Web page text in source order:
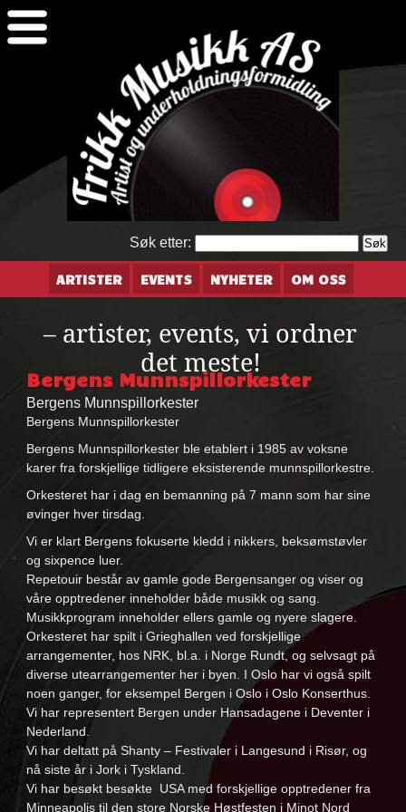
Søk etter:
ARTISTER EVENTS NYHETER OM OSS
– artister, events, vi ordner
det meste!
Bergens Munnspillorkester
Bergens Munnspillorkester
Bergens Munnspillorkester
Bergens Munnspillorkester ble etablert i 1985 av voksne
karer fra forskjellige tidligere eksisterende munnspillorkestre.
Orkesteret har i dag en bemanning på 7 mann som har sine
øvinger hver tirsdag.
Vi er klart Bergens fokuserte kledd i nikkers, beksømstøvler
og sixpence luer.
Repetouir består av gamle gode Bergensanger og viser og
våre opptredener inneholder både musikk og sang.
Musikkprogram inneholder ellers gamle og nyere slagere.
Orkesteret har spilt i Grieghallen ved forskjellige
arrangementer, hos NRK, bl.a. i Norge Rundt, og selvsagt på
diverse utearrangementer her i byen. I Oslo har vi også spilt
noen ganger, for eksempel Bergen i Oslo i Oslo Konserthus.
Vi har representert Bergen under Hansadagene i Deventer i
Nederland.
Vi har deltatt på Shanty – Festivaler i Langesund i Risør, og
nå siste år i Jork i Tyskland.
Vi har besøkt besøkte USA med forskjellige opptredener fra
Minneapolis til den store Norske Høstfesten i Minot Nord